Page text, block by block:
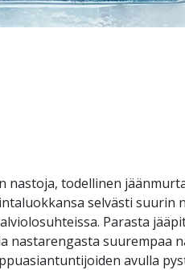
nastoja, todellinen
selvästi
Parasta
nastarengasta suurempaa
avulla